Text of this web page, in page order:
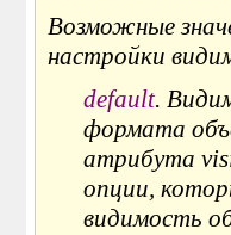
Возможные
настройки
default.
формата
атрибута
опции,
видимость